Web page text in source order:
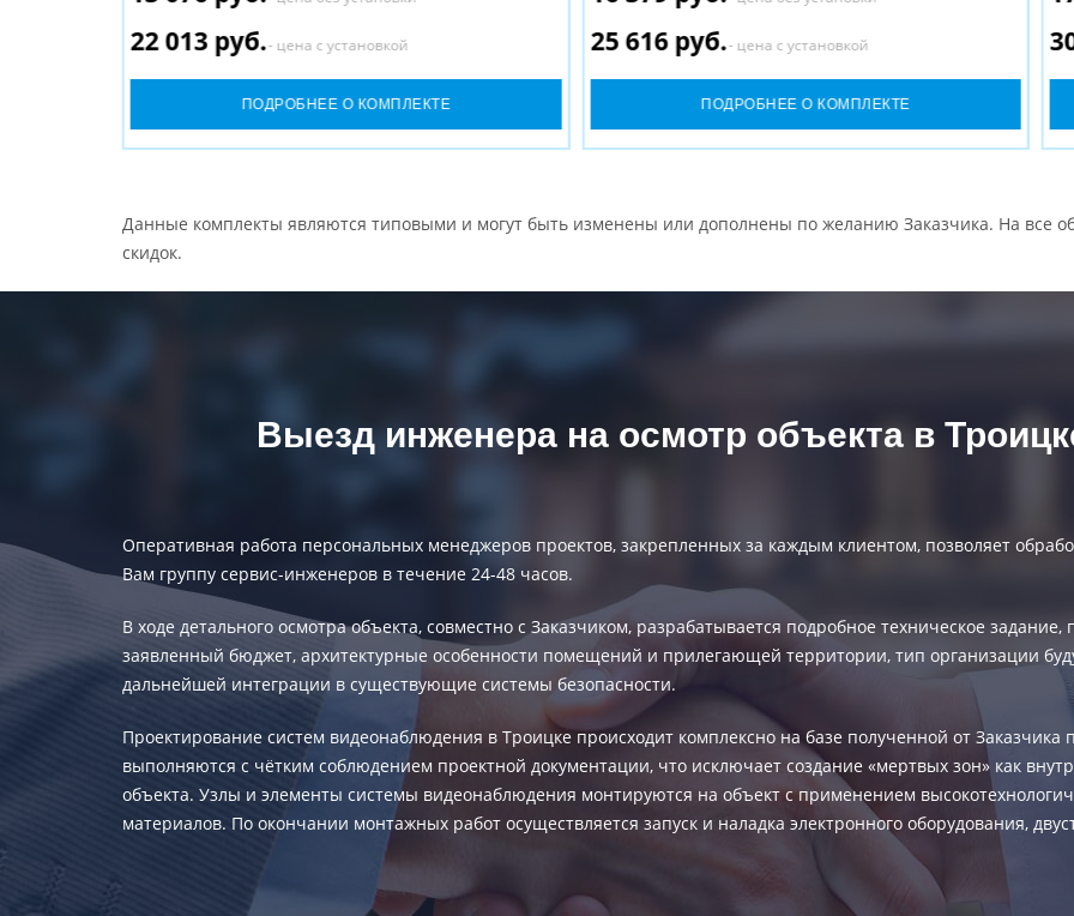
22 013 руб.- цена с установкой
ПОДРОБНЕЕ О КОМПЛЕКТЕ
25 616 руб.- цена с установкой
ПОДРОБНЕЕ О КОМПЛЕКТЕ
Данные комплекты являются типовыми и могут быть изменены или дополнены по желанию Заказчика. На все
скидок.
Выезд инженера на осмотр объекта в
Оперативная работа персональных менеджеров проектов, закрепленных за каждым клиентом, позволяет
Вам группу сервис-инженеров в течение 24-48 часов.
В ходе детального осмотра объекта, совместно с Заказчиком, разрабатывается подробное техническое
заявленный бюджет, архитектурные особенности помещений и прилегающей территории, тип организации
дальнейшей интеграции в существующие системы безопасности.
Проектирование систем видеонаблюдения в Троицке происходит комплексно на базе полученной от
выполняются с чётким соблюдением проектной документации, что исключает создание «мертвых зон» как
объекта. Узлы и элементы системы видеонаблюдения монтируются на объект с применением
материалов. По окончании монтажных работ осуществляется запуск и наладка электронного оборудования,